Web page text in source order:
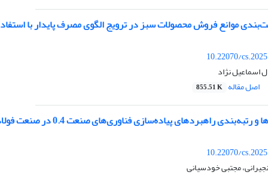
موانع فروش محصولات سبز در ترویج الگوی مصرف پایدار با
10.22070/
اسماعیل نژاد
اصل مقاله 855.51 K
راهبردهای پیاده‌سازی فناوری‌های صنعت 0.4 در صنعت فولاد کشور
10.22070/
مجتبی خودسیانی